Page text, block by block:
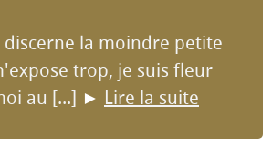
discerne la moindre petite
trop, je suis fleur
au [...] ► Lire la suite